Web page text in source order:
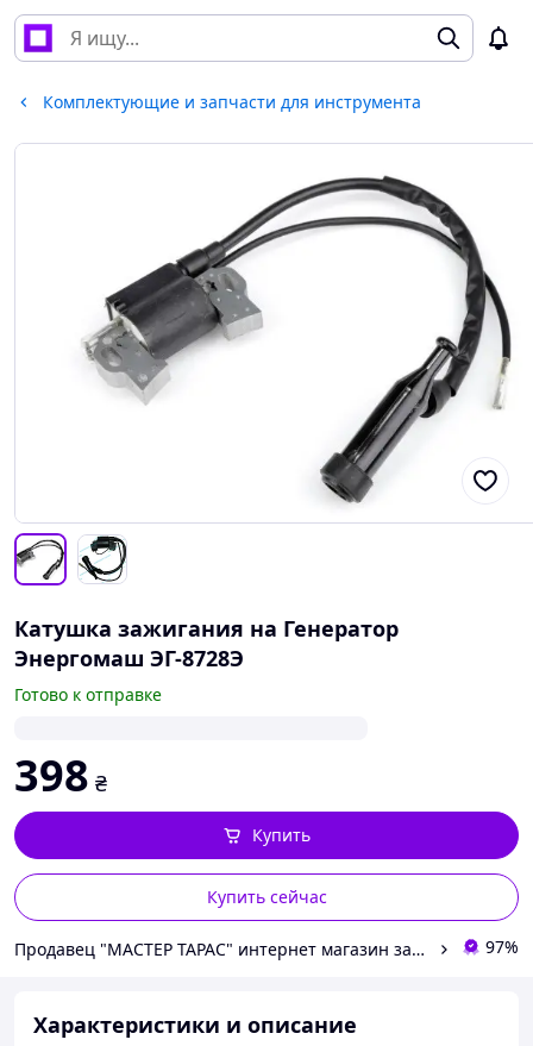
Комплектующие и запчасти для инструмента
Катушка зажигания на Генератор
Энергомаш ЭГ-8728Э
Готово к отправке
398 ₴
Купить сейчас
Купить
Продавец "МАСТЕР ТАРАС" интернет магазин запчастей и комплеткующих 97%
Характеристики и описание